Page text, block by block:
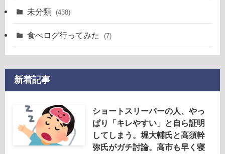
未分類 (438)
食べログ行ってみた (7)
新着記事
ショートスリーパーの人、やっ
ぱり「キレやすい」と自ら証明
してしまう。堀大輔氏と高須幹
弥氏がガチ討論。高市も早く寝